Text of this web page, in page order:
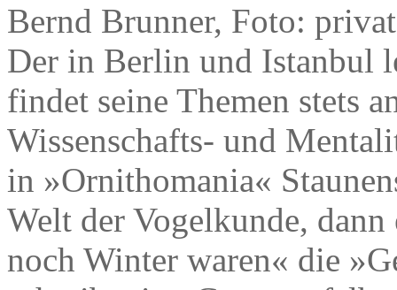
Bernd Brunner, Foto: privat
Der in Berlin und Istanbul
findet seine Themen stets
Wissenschafts- und
in »Ornithomania«
Welt der Vogelkunde,
noch Winter waren« die